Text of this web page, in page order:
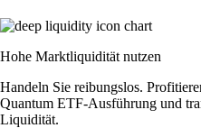
Hohe Marktliquidität nutzen
Handeln Sie reibungslos.
Quantum ETF-Ausführung und
Liquidität.